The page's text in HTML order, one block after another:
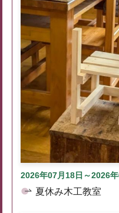
2026年07月18日～2026
夏休み木工教室